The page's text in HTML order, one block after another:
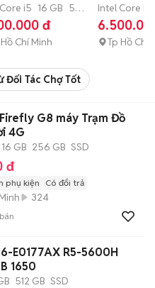
FHD
i5 16 GB 512
đ
Chí Minh
8GB/
15.6"
Intel Core i5
GB SSD
Tp Hồ Chí
Đối Tác Chợ Tốt
G8 máy Trạm Đồ
4G
16 GB 256 GB SSD
đ
phụ kiện Có đổi trả
324
E0177AX R5-5600H
1650
512 GB SSD